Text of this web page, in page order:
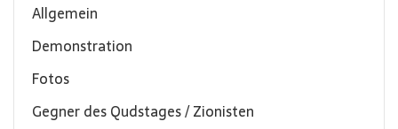
Allgemein
Demonstration
Fotos
Gegner des Qudstages / Zionisten